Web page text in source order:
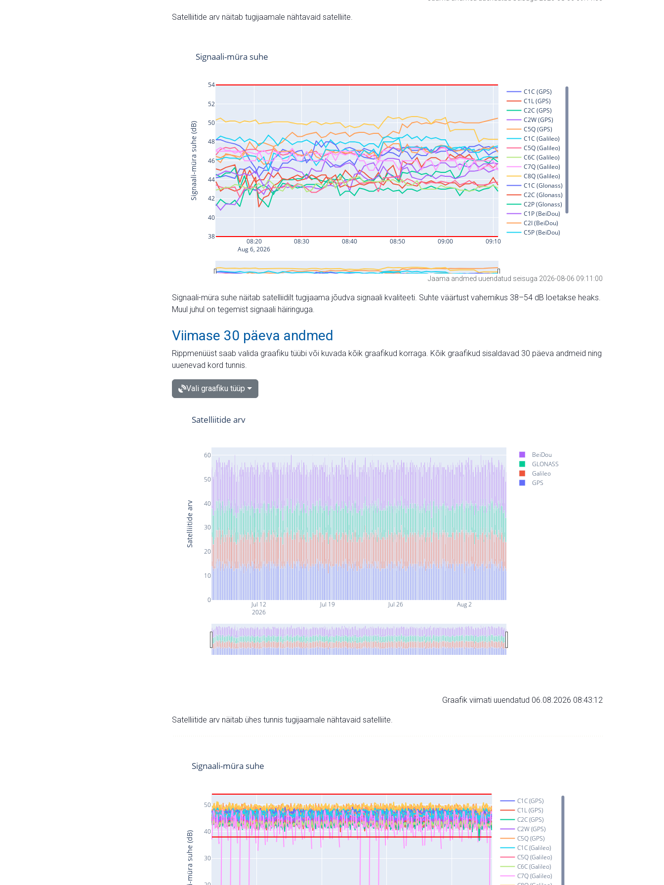
Satelliitide arv näitab tugijaamale nähtavaid satelliite.
Jaama andmed uuendatud seisuga 2026-08-06 09:11:00
Signaali-müra suhe näitab satelliidilt tugijaama jõudva signaali kvaliteeti. Suhte väärtust vahemikus 38–54 dB loetakse heaks.
Muul juhul on tegemist signaali häiringuga.
Viimase 30 päeva andmed
Rippmenüüst saab valida graafiku tüübi või kuvada kõik graafikud korraga. Kõik graafikud sisaldavad 30 päeva andmeid ning
uuenevad kord tunnis.
Vali graafiku tüüp
Jul 12
2026
Jul 19 Jul 26 Aug 2
0
10
20
30
40
50
60
BeiDou
GLONASS
Galileo
GPS
Satelliitide arv
Satelliitide arv
Graafik viimati uuendatud 06.08.2026 08:43:12
Satelliitide arv näitab ühes tunnis tugijaamale nähtavaid satelliite.
30
40
50
C1C (GPS)
C1L (GPS)
C2C (GPS)
C2W (GPS)
C5Q (GPS)
C1C (Galileo)
C5Q (Galileo)
C6C (Galileo)
C7Q (Galileo)
Signaali-müra suhe